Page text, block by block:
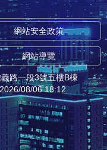
網站安全政策
網站導覽
路一段3號五樓B棟
08/06 18:12